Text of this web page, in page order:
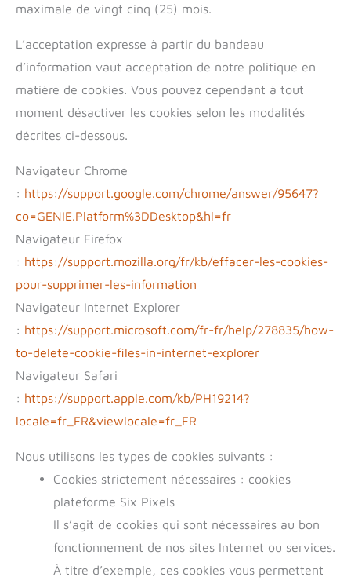
maximale de vingt cinq (25) mois.
L’acceptation expresse à partir du bandeau
d’information vaut acceptation de notre politique en
matière de cookies. Vous pouvez cependant à tout
moment désactiver les cookies selon les modalités
décrites ci-dessous.
Navigateur Chrome
: https://support.google.com/chrome/answer/95647?
co=GENIE.Platform%3DDesktop&hl=fr
Navigateur Firefox
: https://support.mozilla.org/fr/kb/effacer-les-cookies-
pour-supprimer-les-information
Navigateur Internet Explorer
: https://support.microsoft.com/fr-fr/help/278835/how-
to-delete-cookie-files-in-internet-explorer
Navigateur Safari
: https://support.apple.com/kb/PH19214?
locale=fr_FR&viewlocale=fr_FR
Nous utilisons les types de cookies suivants :
Cookies strictement nécessaires : cookies
plateforme Six Pixels
Il s’agit de cookies qui sont nécessaires au bon
fonctionnement de nos sites Internet ou services.
À titre d’exemple, ces cookies vous permettent